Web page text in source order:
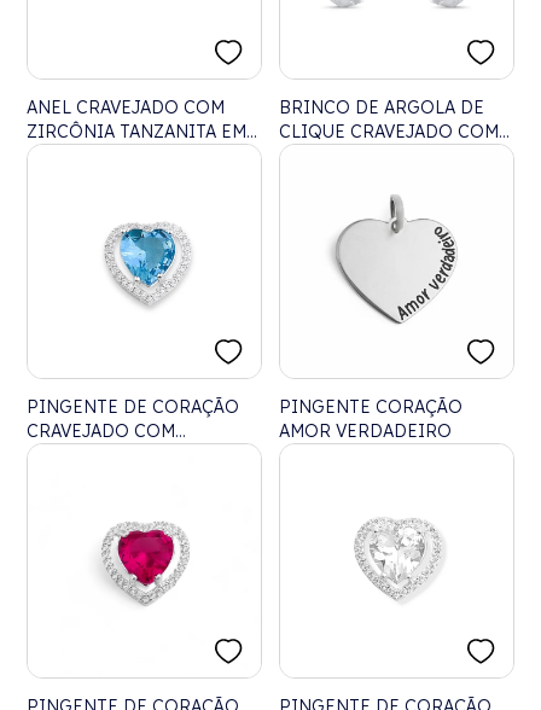
ANEL CRAVEJADO COM
ZIRCÔNIA TANZANITA EM
NAVETE
BRINCO DE ARGOLA DE
CLIQUE CRAVEJADO COM
ZIRCÔNIAS
PINGENTE DE CORAÇÃO
CRAVEJADO COM
ZIRCÔNIAS CRISTAL E
PINGENTE CORAÇÃO
AMOR VERDADEIRO